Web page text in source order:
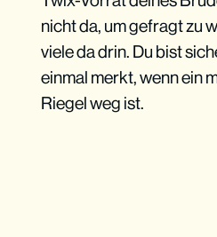
nicht da, um gefragt zu
viele da drin. Du bist
einmal merkt, wenn ein
Riegel weg ist.